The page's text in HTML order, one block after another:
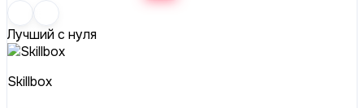
Лучший с нуля
Skillbox